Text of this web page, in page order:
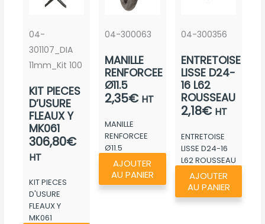
04-
301107_DIA
11mm_Kit 100
KIT PIECES
D’USURE
FLEAUX Y
MK061
306,80€
HT
KIT PIECES
D'USURE
FLEAUX Y
MK061
04-300063
MANILLE
RENFORCEE
Ø11.5
2,35€ HT
MANILLE
RENFORCEE
Ø11.5
AJOUTER
AU PANIER
04-300356
ENTRETOISE
LISSE D24-
16 L62
ROUSSEAU
2,18€ HT
ENTRETOISE
LISSE D24-16
L62 ROUSSEAU
AJOUTER
AU PANIER